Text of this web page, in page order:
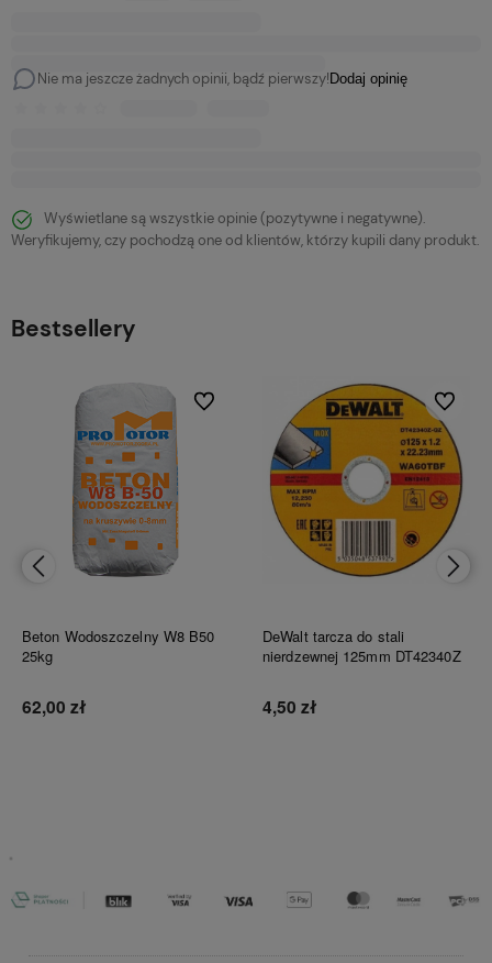
Nie ma jeszcze żadnych opinii, bądź pierwszy! Dodaj opinię
Wyświetlane są wszystkie opinie (pozytywne i negatywne).
Weryfikujemy, czy pochodzą one od klientów, którzy kupili dany produkt.
Bestsellery
Beton Wodoszczelny W8 B50
25kg
62,00 zł
Do ulubionych
DeWalt tarcza do stali
nierdzewnej 125mm DT42340Z
4,50 zł
Do